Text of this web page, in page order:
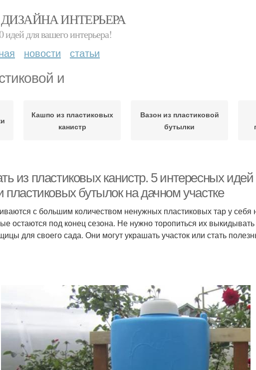
ИНТЕРЬЕРА
идей для вашего интерьера!
новости статьи
и
Кашпо из пластиковых
канистр
Вазон из пластиковой
бутылки
из пластиковых канистр. 5 интересных
пластиковых бутылок на дачном участке
с большим количеством ненужных пластиковых тар у себя
остаются под конец сезона. Не нужно торопиться их
для своего сада. Они могут украшать участок или стать